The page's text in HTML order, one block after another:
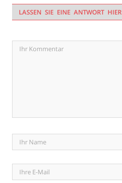
LASSEN SIE EINE ANTWORT HIER